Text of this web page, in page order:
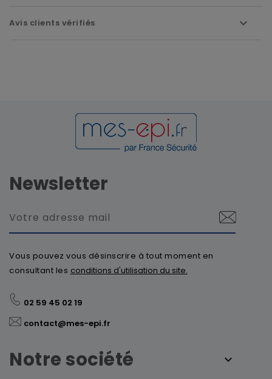
Avis clients vérifiés
Newsletter
Vous pouvez vous désinscrire à tout moment en
consultant les conditions d'utilisation du site.
02 59 45 02 19
contact@mes-epi.fr
Notre société